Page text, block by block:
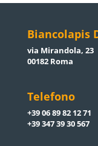
Biancolapis
via Mirandola, 23
00182 Roma
Telefono
+39 06 89 82 12 71
+39 347 39 30 567